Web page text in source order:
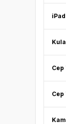
iPad
Cep